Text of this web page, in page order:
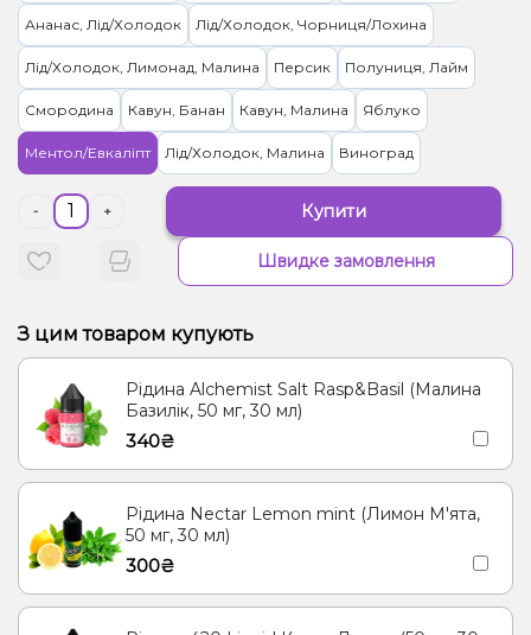
Ананас, Лід/Холодок Лід/Холодок, Чорниця/Лохина
Лід/Холодок, Лимонад, Малина Персик Полуниця, Лайм
Смородина Кавун, Банан Кавун, Малина Яблуко
Ментол/Евкаліпт Лід/Холодок, Малина Виноград
- + Купити
Швидке замовлення
З цим товаром купують
Рідина Alchemist Salt Rasp&Basil (Малина
Базилік, 50 мг, 30 мл)
340₴
Рідина Nectar Lemon mint (Лимон М'ята,
50 мг, 30 мл)
300₴